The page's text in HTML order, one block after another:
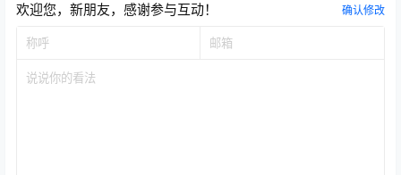
欢迎您，新朋友，感谢参与互动！ 确认修改